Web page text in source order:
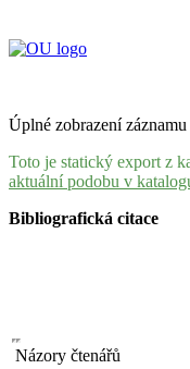
Úplné zobrazení záznamu
Toto je statický export z
aktuální podobu v
Bibliografická citace
Názory čtenářů